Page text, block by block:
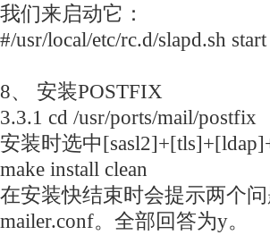
我们来启动它：
#/usr/local/etc/rc.d/slapd.sh start
8、 安装POSTFIX
3.3.1 cd /usr/ports/mail/postfix
安装时选中
make install clean
在安装快结束时会提示两个
mailer.conf。全部回答为y。